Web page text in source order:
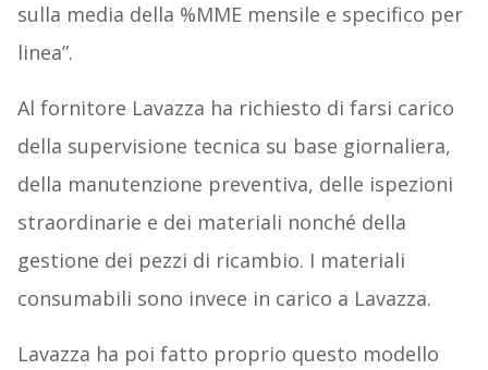
sulla media della %MME mensile e specifico per
linea”.
Al fornitore Lavazza ha richiesto di farsi carico
della supervisione tecnica su base giornaliera,
della manutenzione preventiva, delle ispezioni
straordinarie e dei materiali nonché della
gestione dei pezzi di ricambio. I materiali
consumabili sono invece in carico a Lavazza.
Lavazza ha poi fatto proprio questo modello